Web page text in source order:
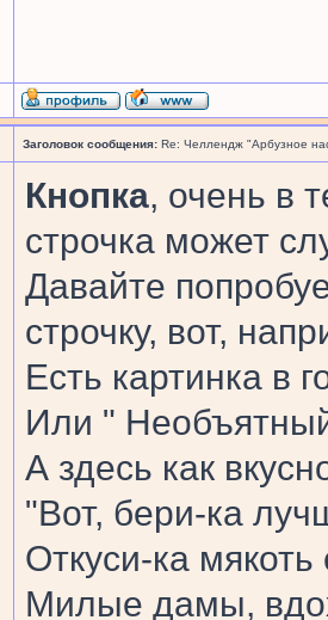
Заголовок сообщения: Re: Челлендж "Арбузное
Кнопка, очень в
строчка может
Давайте
строчку, вот,
Есть картинка в
Или "
А здесь как
"Вот, бери-ка
Откуси-ка мякоть
Милые дамы,